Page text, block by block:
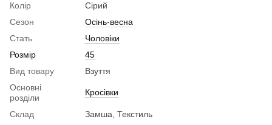
Колір
Сірий
Сезон
Осінь-весна
Стать
Чоловіки
Розмір
45
Вид товару
Взуття
Основні
розділи
Кросівки
Склад
Замша, Текстиль